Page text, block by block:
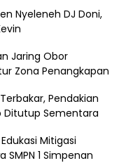
Nyeleneh DJ Doni,
Jaring Obor
Zona Penangkapan
Pendakian
Ditutup Sementara
Mitigasi
SMPN 1 Simpenan